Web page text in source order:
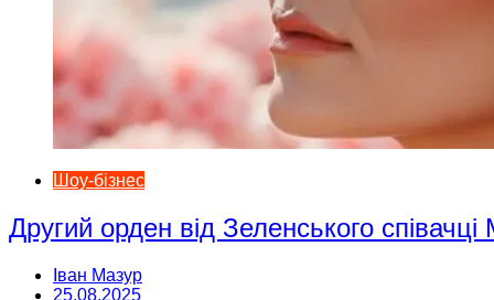
Шоу-бізнес
Другий орден від Зеленського
Іван Мазур
25.08.2025